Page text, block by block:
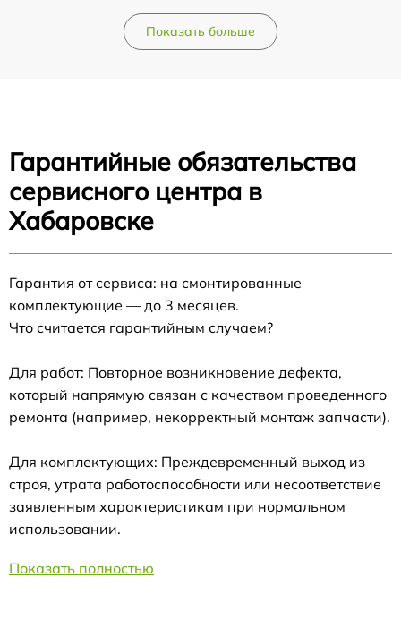
Показать больше
Гарантийные обязательства
сервисного центра в
Хабаровске
Гарантия от сервиса: на смонтированные
комплектующие — до 3 месяцев.
Что считается гарантийным случаем?
Для работ: Повторное возникновение дефекта,
который напрямую связан с качеством проведенного
ремонта (например, некорректный монтаж запчасти).
Для комплектующих: Преждевременный выход из
строя, утрата работоспособности или несоответствие
заявленным характеристикам при нормальном
использовании.
Показать полностью